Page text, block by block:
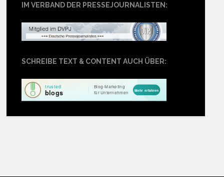
IM VERBAND DER PRESSEJOURNALISTEN:
SCHREIBE TEXT & CONTENT AUCH ÜBER: